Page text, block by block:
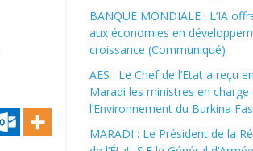
BANQUE MONDIALE : L’IA
aux économies en
croissance (Communiqué)
AES : Le Chef de l’Etat a reçu
Maradi les ministres en charge
l’Environnement du Burkina
MARADI : Le Président de la